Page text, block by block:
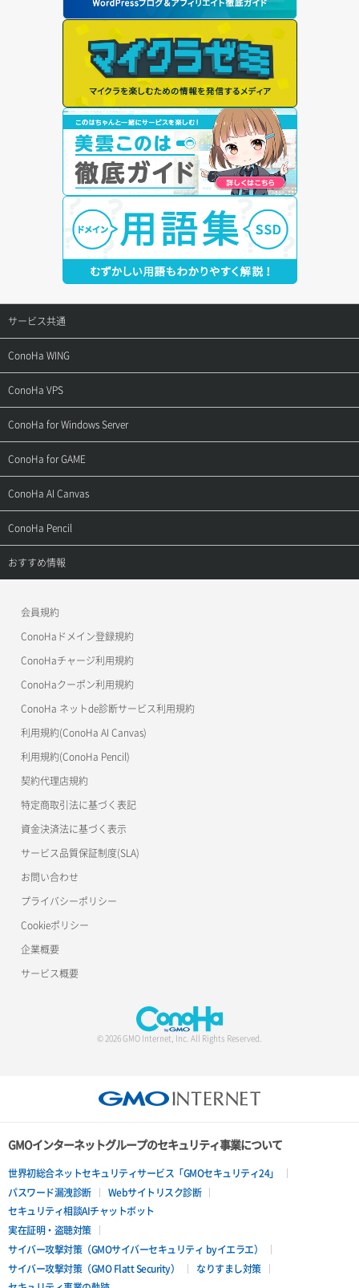
サービス共通
サポートトップ
ご契約・お支払い
用語集
お問い合わせ
ConoHa WING
サポートトップ
ご利用ガイド
お乗り換えガイド
よくある質問
ConoHa VPS
サポートトップ
ご利用ガイド
APIドキュメントVPS2.0
APIドキュメントVPS3.0
ConoHa for Windows Server
サポートトップ
ご利用ガイド
APIドキュメントVPS2.0
APIドキュメントVPS3.0
ConoHa for GAME
サポートトップ
ご利用ガイド
ConoHa AI Canvas
サポートトップ
ご利用ガイド
ConoHa Pencil
サポートトップ
おすすめ情報
美雲このは徹底ガイド
会員規約
ConoHaドメイン登録規約
ConoHaチャージ利用規約
ConoHaクーポン利用規約
ConoHa ネットde診断サービス利用規約
利用規約(ConoHa AI Canvas)
利用規約(ConoHa Pencil)
契約代理店規約
特定商取引法に基づく表記
資金決済法に基づく表示
サービス品質保証制度(SLA)
お問い合わせ
プライバシーポリシー
Cookieポリシー
企業概要
サービス概要
© 2026 GMO Internet, Inc. All Rights Reserved.
GMOインターネットグループのセキュリティ事業について
世界初総合ネットセキュリティサービス「GMOセキュリティ24」
パスワード漏洩診断
Webサイトリスク診断
セキュリティ相談AIチャットボット
実在証明・盗聴対策
サイバー攻撃対策（GMOサイバーセキュリティ byイエラエ）
サイバー攻撃対策（GMO Flatt Security）
なりすまし対策